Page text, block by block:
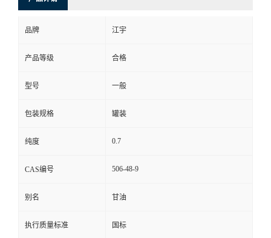
品牌 江宇
产品等级 合格
型号 一般
包装规格 罐装
纯度 0.7
CAS编号 506-48-9
别名 甘油
执行质量标准 国标